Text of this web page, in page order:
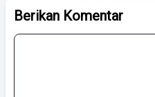
Berikan Komentar